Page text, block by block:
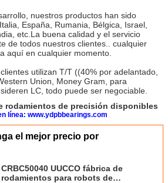
nuestros productos han sido
España, Rumania, Bélgica, Israel,
etc.La buena calidad y el servicio
de todos nuestros clientes.. cualquier
aquí en cualquier momento.
utilizan T/T ((40% por adelantado,
Union, Money Gram, para
LC, todo puede ser negociable.
rodamientos de precisión disponibles
línea: www.ydpbbearings.com
el mejor precio por
CRBC50040 UUCCO fábrica de
rodamientos para robots de